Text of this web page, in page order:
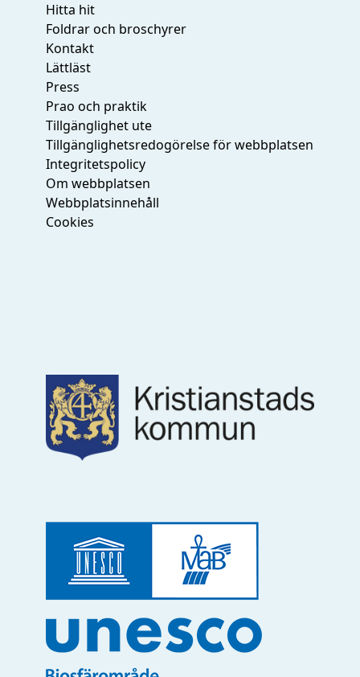
Hitta hit
Foldrar och broschyrer
Kontakt
Lättläst
Press
Prao och praktik
Tillgänglighet ute
Tillgänglighetsredogörelse för webbplatsen
Integritetspolicy
Om webbplatsen
Webbplatsinnehåll
Cookies